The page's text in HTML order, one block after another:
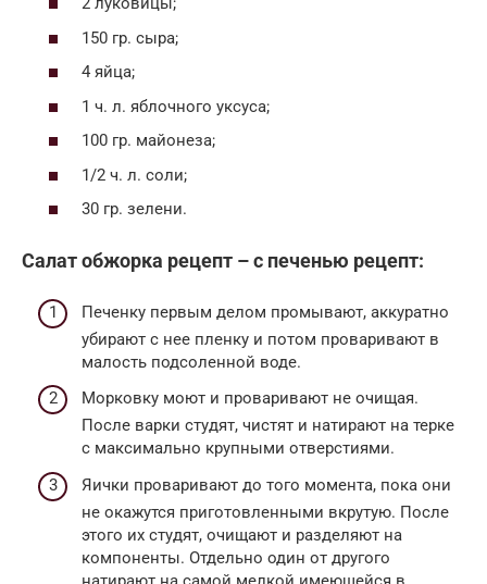
150 гр. сыра;
4 яйца;
1 ч. л. яблочного уксуса;
100 гр. майонеза;
1/2 ч. л. соли;
30 гр. зелени.
Салат обжорка рецепт – с печенью рецепт:
Печенку первым делом промывают, аккуратно
убирают с нее пленку и потом проваривают в
малость подсоленной воде.
Морковку моют и проваривают не очищая.
После варки студят, чистят и натирают на терке
с максимально крупными отверстиями.
Яички проваривают до того момента, пока они
не окажутся приготовленными вкрутую. После
этого их студят, очищают и разделяют на
компоненты. Отдельно один от другого